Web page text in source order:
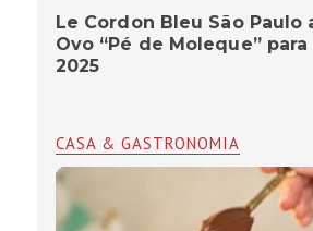
Le Cordon Bleu São Paulo
Ovo “Pé de Moleque” para
2025
CASA & GASTRONOMIA